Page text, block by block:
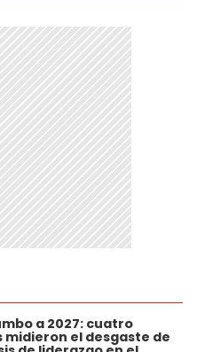
a 2027: cuatro
el desgaste de